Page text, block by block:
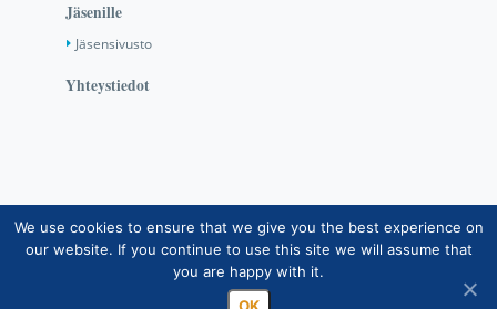
Jäsenille
Jäsensivusto
Yhteystiedot
Copyright © Suomen Rotarypalvelu ry 2026 |
Jäsentietojärjestelmän tietosuojaseloste| Henkilötietojen
käsittely Rotarytoiminnassa
We use cookies to ensure that we give you the best experience on
our website. If you continue to use this site we will assume that
you are happy with it.